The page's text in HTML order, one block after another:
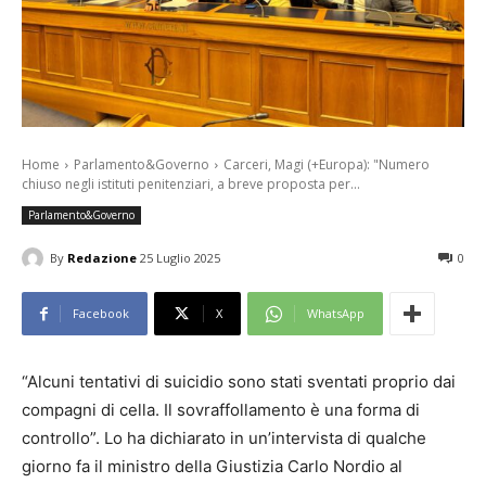
Home Parlamento&Governo
Carceri, Magi (+Europa): "Numero
chiuso negli istituti penitenziari, a breve proposta per...
Parlamento&Governo
By Redazione 25 Luglio 2025 0
Facebook X WhatsApp
“Alcuni tentativi di suicidio sono stati sventati proprio dai
compagni di cella. Il sovraffollamento è una forma di
controllo”. Lo ha dichiarato in un’intervista di qualche
giorno fa il ministro della Giustizia Carlo Nordio al